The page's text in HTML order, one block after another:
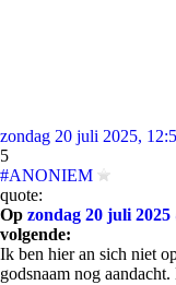
zondag 20 juli 2025,
5
#ANONIEM
quote:
Op zondag 20 juli 2025
volgende:
Ik ben hier an sich niet
godsnaam nog